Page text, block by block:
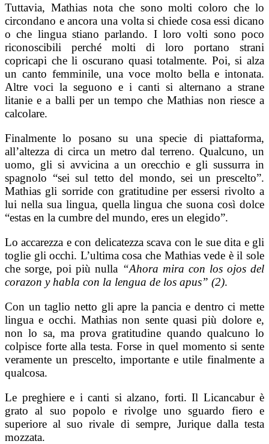
Tuttavia, Mathias nota che sono molti coloro che lo
circondano e ancora una volta si chiede cosa essi dicano
o che lingua stiano parlando. I loro volti sono poco
riconoscibili perché molti di loro portano strani
copricapi che li oscurano quasi totalmente. Poi, si alza
un canto femminile, una voce molto bella e intonata.
Altre voci la seguono e i canti si alternano a strane
litanie e a balli per un tempo che Mathias non riesce a
calcolare.
Finalmente lo posano su una specie di piattaforma,
all’altezza di circa un metro dal terreno. Qualcuno, un
uomo, gli si avvicina a un orecchio e gli sussurra in
spagnolo “sei sul tetto del mondo, sei un prescelto”.
Mathias gli sorride con gratitudine per essersi rivolto a
lui nella sua lingua, quella lingua che suona così dolce
“estas en la cumbre del mundo, eres un elegido”.
Lo accarezza e con delicatezza scava con le sue dita e gli
toglie gli occhi. L’ultima cosa che Mathias vede è il sole
che sorge, poi più nulla “Ahora mira con los ojos del
corazon y habla con la lengua de los apus” (2).
Con un taglio netto gli apre la pancia e dentro ci mette
lingua e occhi. Mathias non sente quasi più dolore e,
non lo sa, ma prova gratitudine quando qualcuno lo
colpisce forte alla testa. Forse in quel momento si sente
veramente un prescelto, importante e utile finalmente a
qualcosa.
Le preghiere e i canti si alzano, forti. Il Licancabur è
grato al suo popolo e rivolge uno sguardo fiero e
superiore al suo rivale di sempre, Jurique dalla testa
mozzata.